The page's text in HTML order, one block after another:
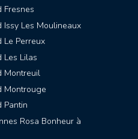
Fresnes
Issy Les Moulineaux
Le Perreux
Les Lilas
Montreuil
Montrouge
Pantin
Rosa Bonheur à